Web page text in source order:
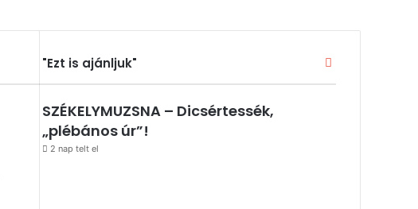
"Ezt is ajánljuk" Bezárás
SZÉKELYMUZSNA – Dicsértessék,
„plébános úr”!
2 nap telt el